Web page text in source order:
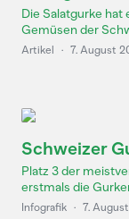
Die Salatgurke
Gemüsen der
Artikel · 7. August
Schweizer
Platz 3 der
erstmals die
Infografik · 7.